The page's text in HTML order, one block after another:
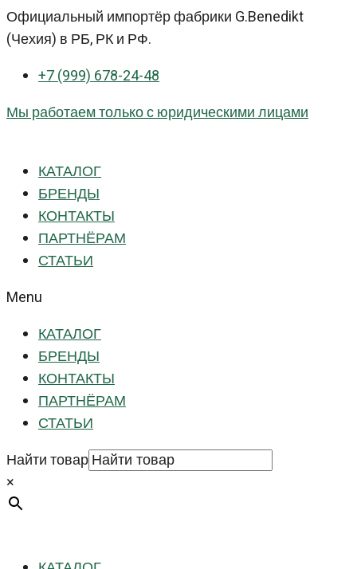
Перейти
к
Официальный импортёр фабрики G.Benedikt
(Чехия) в РБ, РК и РФ.
+7 (999) 678-24-48
Мы работаем только с юридическими лицами
КАТАЛОГ
БРЕНДЫ
КОНТАКТЫ
ПАРТНЁРАМ
СТАТЬИ
Menu
КАТАЛОГ
БРЕНДЫ
КОНТАКТЫ
ПАРТНЁРАМ
СТАТЬИ
Найти товар
×